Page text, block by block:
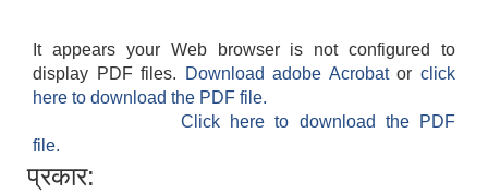
It appears your Web browser is not configured to
display PDF files.
Download adobe Acrobatorclick
here to download the PDF file.
Click here to download the PDF
file.
प्रकार: